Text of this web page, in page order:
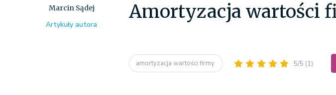
Amortyzacja wartości
amortyzacja wartości firmy 5/5 (1)
Marcin Sądej
Artykuły autora